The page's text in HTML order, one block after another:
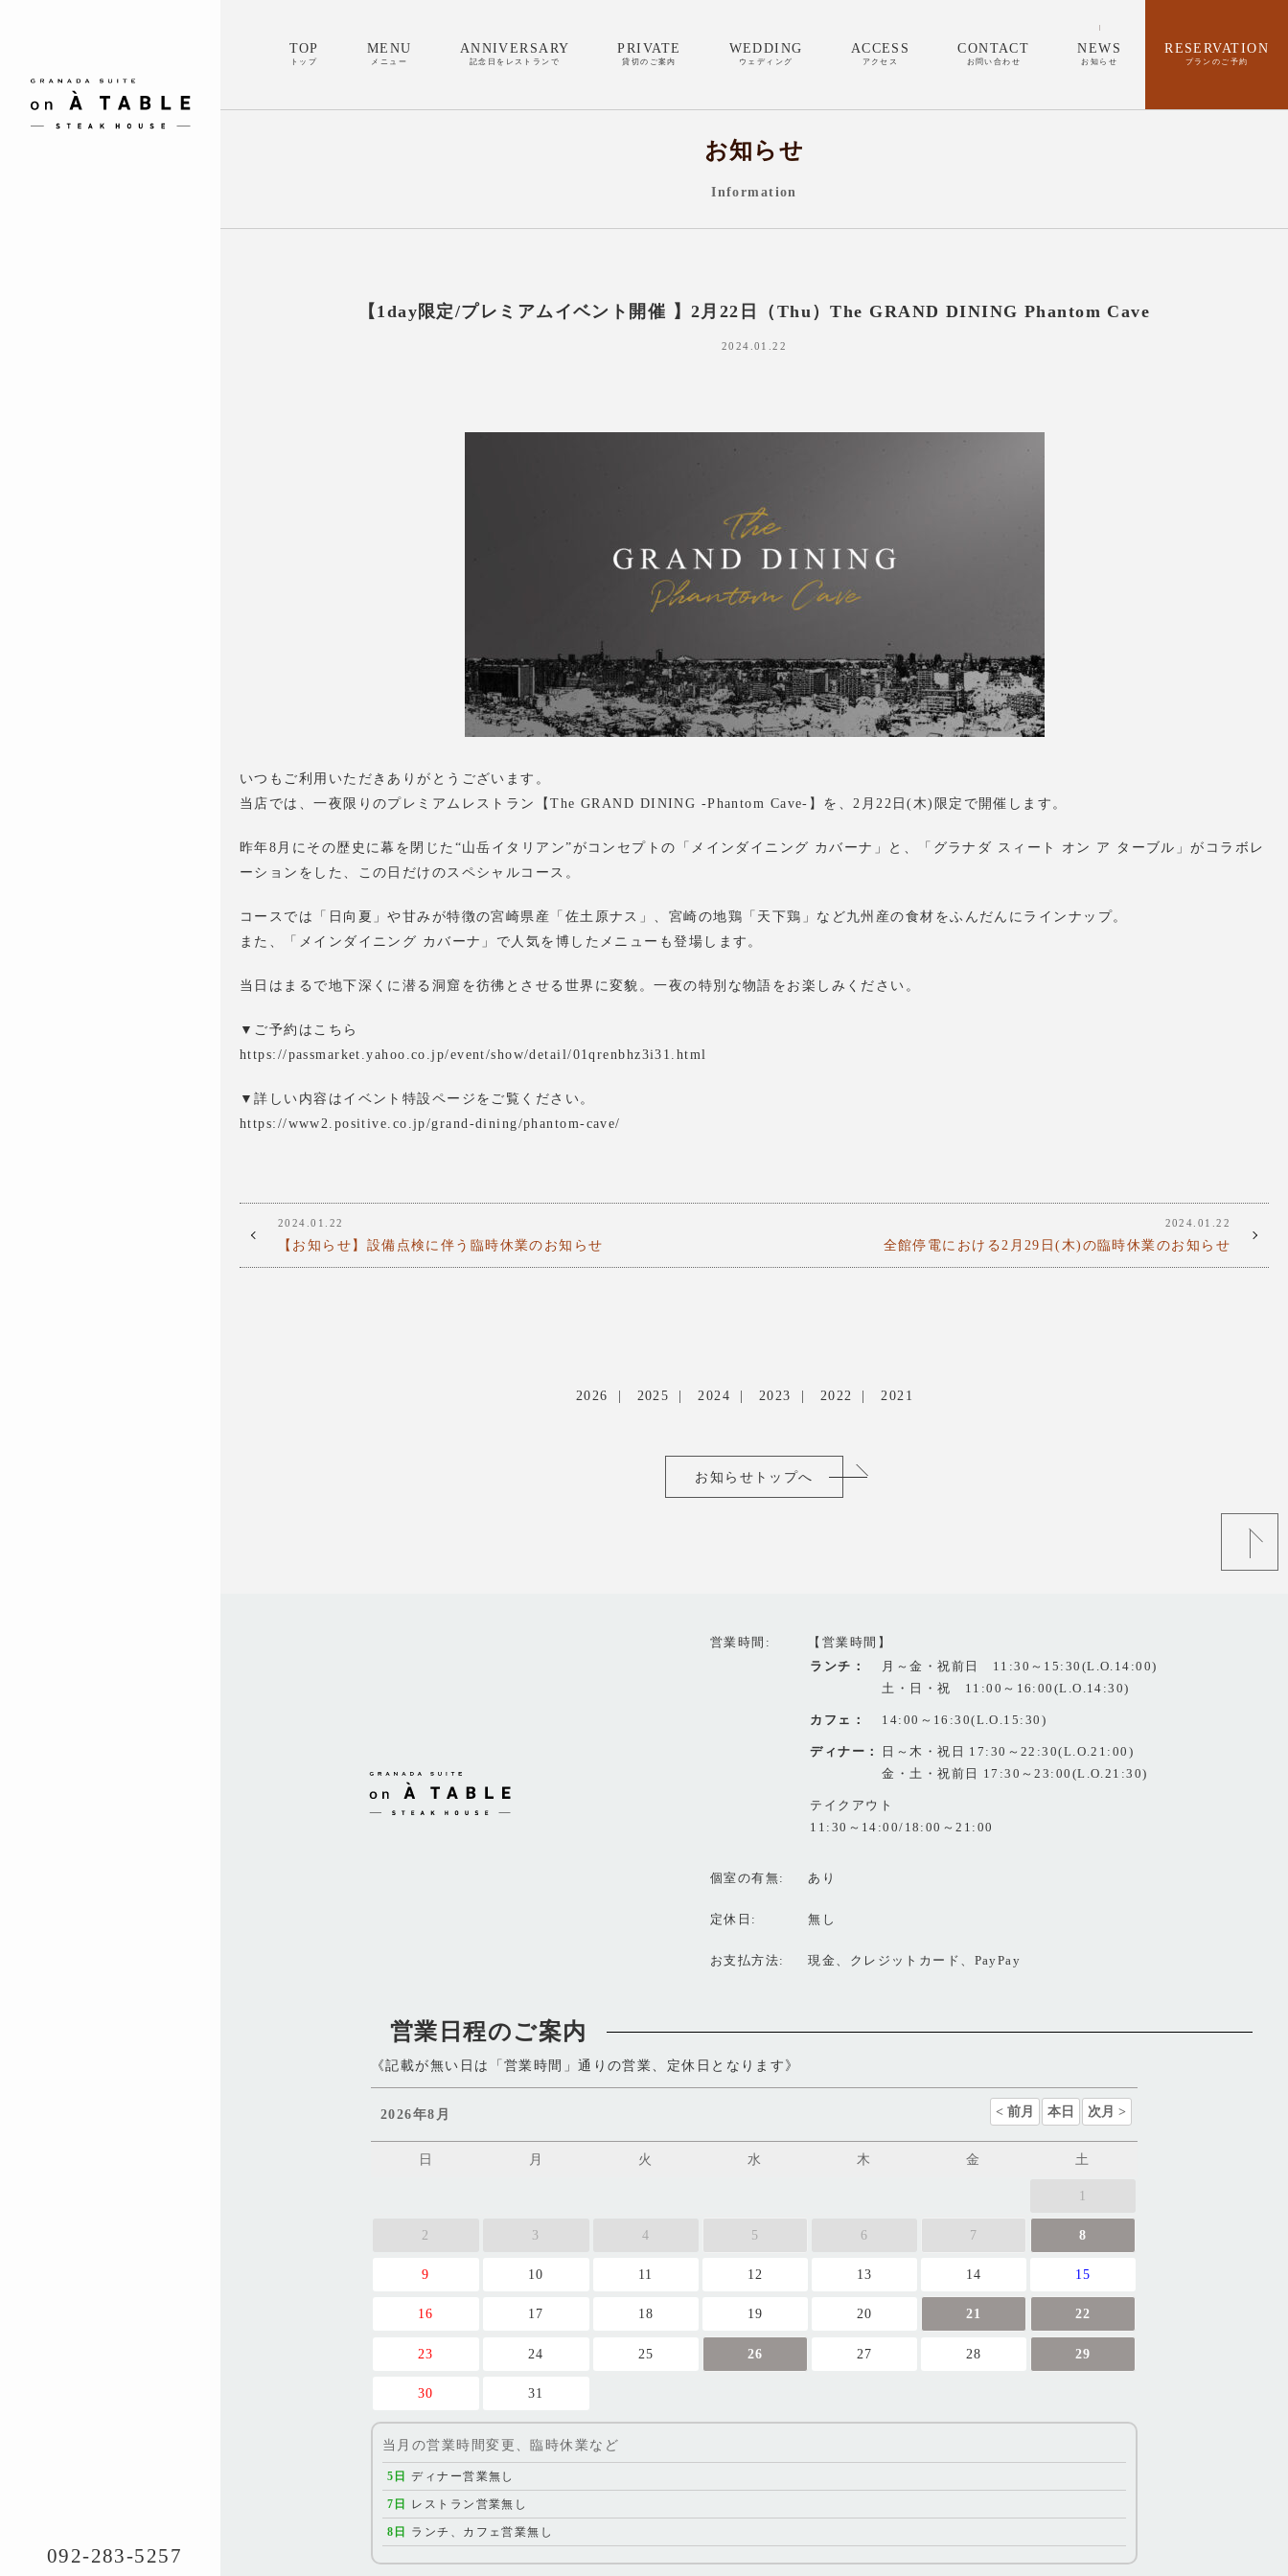
092-283-5257
TOP
トップ
MENU
メニュー
ANNIVERSARY
記念日をレストランで
PRIVATE
貸切のご案内
WEDDING
ウェディング
ACCESS
アクセス
CONTACT
お問い合わせ
NEWS
お知らせ
RESERVATION
プランのご予約
お知らせ
Information
【1day限定/プレミアムイベント開催 】2月22日（Thu）The GRAND DINING Phantom Cave
2024.01.22
いつもご利用いただきありがとうございます。
当店では、一夜限りのプレミアムレストラン【The GRAND DINING -Phantom Cave-】を、2月22日(木)限定で開催します。
昨年8月にその歴史に幕を閉じた“山岳イタリアン”がコンセプトの「メインダイニング カバーナ」と、「グラナダ スィート オン ア ターブル」がコラボレ
ーションをした、この日だけのスペシャルコース。
コースでは「日向夏」や甘みが特徴の宮崎県産「佐土原ナス」、宮崎の地鶏「天下鶏」など九州産の食材をふんだんにラインナップ。
また、「メインダイニング カバーナ」で人気を博したメニューも登場します。
当日はまるで地下深くに潜る洞窟を彷彿とさせる世界に変貌。一夜の特別な物語をお楽しみください。
▼ご予約はこちら
https://passmarket.yahoo.co.jp/event/show/detail/01qrenbhz3i31.html
▼詳しい内容はイベント特設ページをご覧ください。
https://www2.positive.co.jp/grand-dining/phantom-cave/
2024.01.22
【お知らせ】設備点検に伴う臨時休業のお知らせ
2024.01.22
全館停電における2月29日(木)の臨時休業のお知らせ
2026 2025 2024 2023 2022 2021
お知らせトップへ
営業時間
【営業時間】
ランチ：
月～金・祝前日 11:30～15:30(L.O.14:00)
土・日・祝 11:00～16:00(L.O.14:30)
カフェ： 14:00～16:30(L.O.15:30)
ディナー：
日～木・祝日 17:30～22:30(L.O.21:00)
金・土・祝前日 17:30～23:00(L.O.21:30)
テイクアウト
11:30～14:00/18:00～21:00
個室の有無 あり
定休日 無し
お支払方法 現金、クレジットカード、PayPay
営業日程のご案内
《記載が無い日は「営業時間」通りの営業、定休日となります》
2026年8月
日 月 火 水 木 金 土
1
2 3 4 5 6 7 8
9 10 11 12 13 14 15
16 17 18 19 20 21 22
23 24 25 26 27 28 29
30 31
当月の営業時間変更、臨時休業など
5日 ディナー営業無し
7日 レストラン営業無し
8日 ランチ、カフェ営業無し
21日ディナー[営業時間変更]18:30-23:00